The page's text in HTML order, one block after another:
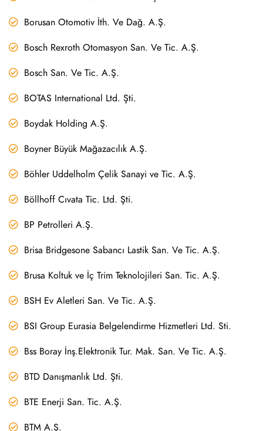
Borusan Otomotiv İth. Ve Dağ. A.Ş.
Bosch Rexroth Otomasyon San. Ve Tic. A.Ş.
Bosch San. Ve Tic. A.Ş.
BOTAS International Ltd. Şti.
Boydak Holding A.Ş.
Boyner Büyük Mağazacılık A.Ş.
Böhler Uddelholm Çelik Sanayi ve Tic. A.Ş.
Böllhoff Cıvata Tic. Ltd. Şti.
BP Petrolleri A.Ş.
Brisa Bridgesone Sabancı Lastik San. Ve Tic. A.Ş.
Brusa Koltuk ve İç Trim Teknolojileri San. Tic. A.Ş.
BSH Ev Aletleri San. Ve Tic. A.Ş.
BSI Group Eurasia Belgelendirme Hizmetleri Ltd. Sti.
Bss Boray İnş.Elektronik Tur. Mak. San. Ve Tic. A.Ş.
BTD Danışmanlık Ltd. Şti.
BTE Enerji San. Tic. A.Ş.
BTM A.Ş.